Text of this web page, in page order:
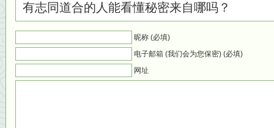
有志同道合的人能看懂秘密来自哪吗？
昵称 (必填)
电子邮箱 (我们会为您保密) (必填)
网址